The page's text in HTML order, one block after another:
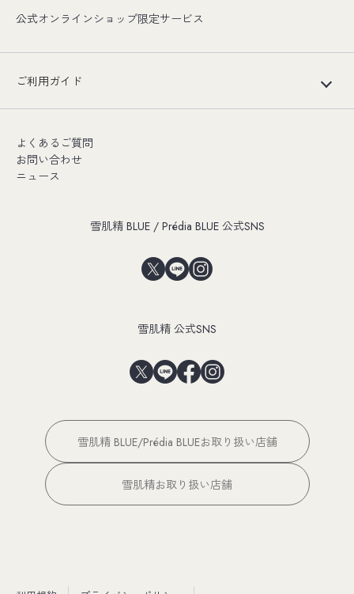
公式オンラインショップ限定サービス
ご利用ガイド
よくあるご質問
お問い合わせ
ニュース
雪肌精 BLUE / Prédia BLUE 公式SNS
雪肌精 公式SNS
雪肌精 BLUE/Prédia BLUEお取り扱い店舗
雪肌精お取り扱い店舗